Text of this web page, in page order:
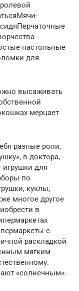
настольные
для
высаживать
мерцает
разные роли,
в доктора,
игрушки для
по
куклы,
многое другое
в
с
раскладкой
мягким
«солнечным».